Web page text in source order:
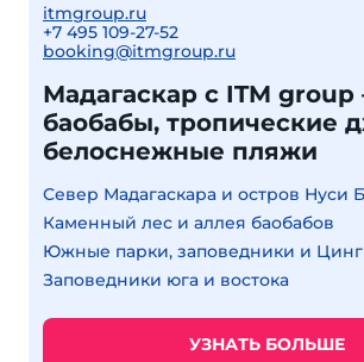
itmgroup.ru
+7 495 109-27-52
booking@itmgroup.ru
Мадагаскар с ITM group
баобабы, тропические
белоснежные пляжи
Север Мадагаскара и остров Нуси
Каменный лес и аллея баобабов
Южные парки, заповедники и
Заповедники юга и востока
УЗНАТЬ БОЛЬШЕ